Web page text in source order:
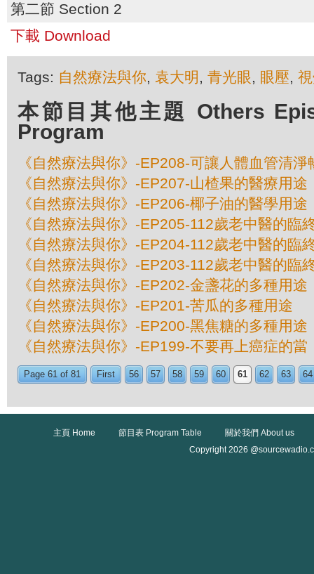
第二節 Section 2
下載 Download
Tags: 自然療法與你, 袁大明 , 青光眼, 眼壓,
本節目其他主題 Others
Program
《自然療法與你》-EP208-可讓人體血管清淨
《自然療法與你》-EP207-山楂果的醫療用途
《自然療法與你》-EP206-椰子油的醫學用途
《自然療法與你》-EP205-112歲老中醫的臨
《自然療法與你》-EP204-112歲老中醫的臨
《自然療法與你》-EP203-112歲老中醫的臨
《自然療法與你》-EP202-金盞花的多種用途
《自然療法與你》-EP201-苦瓜的多種用途
《自然療法與你》-EP200-黑焦糖的多種用途
《自然療法與你》-EP199-不要再上癌症的當
Page 61 of 81 First 56 57 58 59 60 61 62 63 64
主頁 Home 節目表 Program Table
關於我們 About us
Copyright 2026